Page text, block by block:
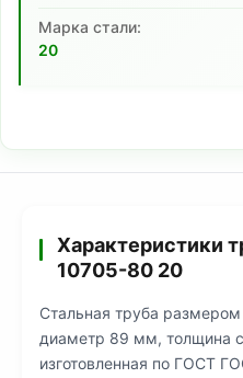
Марка стали:
20
Характеристики
10705-80 20
Стальная труба
диаметр 89 мм, толщина
изготовленная по ГОСТ